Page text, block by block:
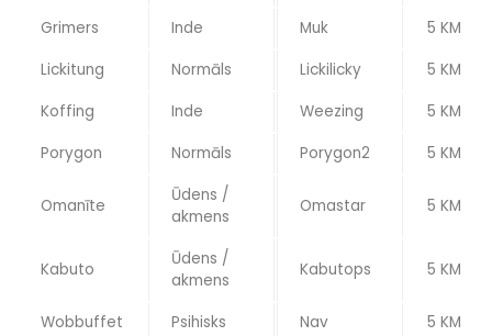
Grimers
Inde Muk
5 KM
Lickitung
Normāls Lickilicky
5 KM
Koffing
Inde Weezing
5 KM
Porygon
Normāls Porygon2 5 KM
Omanīte
Ūdens /
akmens
Omastar 5 KM
Kabuto
Ūdens /
akmens
Kabutops 5 KM
Wobbuffet Psihisks Nav
5 KM